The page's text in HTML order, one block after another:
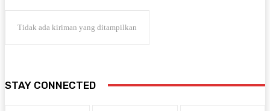
Tidak ada kiriman yang ditampilkan
STAY CONNECTED